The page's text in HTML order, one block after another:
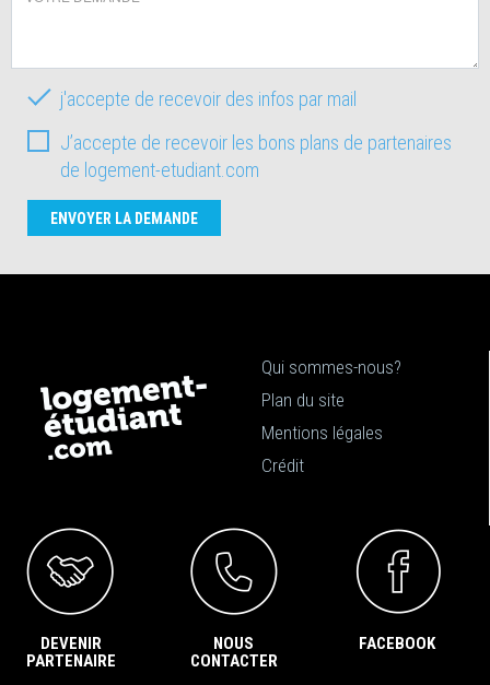
j'accepte de recevoir des infos par mail
J’accepte de recevoir les bons plans de partenaires
de logement-etudiant.com
ENVOYER LA DEMANDE
Qui sommes-nous?
Plan du site
Mentions légales
Crédit
DEVENIR
PARTENAIRE
NOUS
CONTACTER
FACEBOOK